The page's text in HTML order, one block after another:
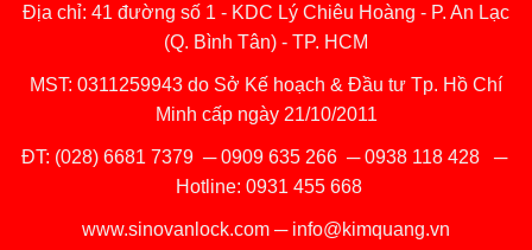
Địa chỉ: 41 đường số 1 - KDC Lý Chiêu Hoàng - P. An Lạc
(Q. Bình Tân) - TP. HCM
MST: 0311259943 do Sở Kế hoạch & Đầu tư Tp. Hồ Chí
Minh cấp ngày 21/10/2011
ĐT: (028) 6681 7379 ─0909 635 266─0938 118 428─
Hotline: 0931 455 668
www.sinovanlock.com ─ info@kimquang.vn